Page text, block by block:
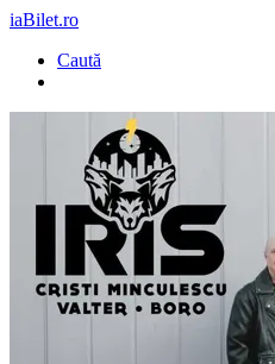
iaBilet.ro
Caută